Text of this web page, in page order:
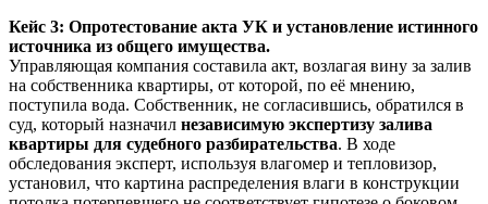
Кейс 3: Опротестование акта УК и установление истинного
источника из общего имущества.
Управляющая компания составила акт, возлагая вину за залив
на собственника квартиры, от которой, по её мнению,
поступила вода. Собственник, не согласившись, обратился в
суд, который назначил независимую экспертизу залива
квартиры для судебного разбирательства. В ходе
обследования эксперт, используя влагомер и тепловизор,
установил, что картина распределения влаги в конструкции